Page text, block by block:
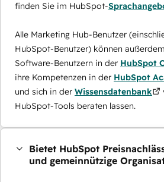
finden Sie im HubSpot-
Alle Marketing Hub-Benutzer
HubSpot-Benutzer) können
Software-Benutzern in der HubSpot
ihre Kompetenzen in der HubSpot
und sich in der Wissensdatenbank
HubSpot-Tools beraten lassen.
Bietet HubSpot
und gemeinnützige